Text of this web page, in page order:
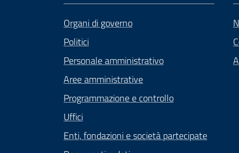
Organi di governo
Politici
Personale amministrativo
Aree amministrative
Programmazione e controllo
Uffici
Enti, fondazioni e società partecipate